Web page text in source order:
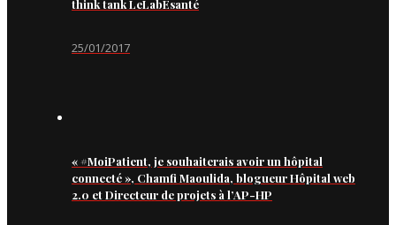
think tank LeLabEsanté
25/01/2017
« #MoiPatient, je souhaiterais avoir un hôpital
connecté », Chamfi Maoulida, blogueur Hôpital web
2.0 et Directeur de projets à l’AP-HP